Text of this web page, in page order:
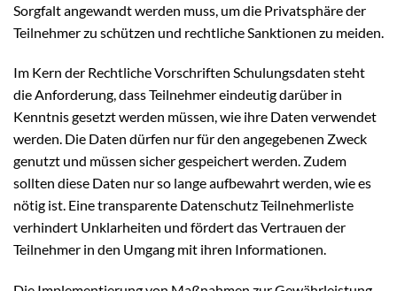
Sorgfalt angewandt werden muss, um die Privatsphäre der
Teilnehmer zu schützen und rechtliche Sanktionen zu meiden.
Im Kern der Rechtliche Vorschriften Schulungsdaten steht
die Anforderung, dass Teilnehmer eindeutig darüber in
Kenntnis gesetzt werden müssen, wie ihre Daten verwendet
werden. Die Daten dürfen nur für den angegebenen Zweck
genutzt und müssen sicher gespeichert werden. Zudem
sollten diese Daten nur so lange aufbewahrt werden, wie es
nötig ist. Eine transparente Datenschutz Teilnehmerliste
verhindert Unklarheiten und fördert das Vertrauen der
Teilnehmer in den Umgang mit ihren Informationen.